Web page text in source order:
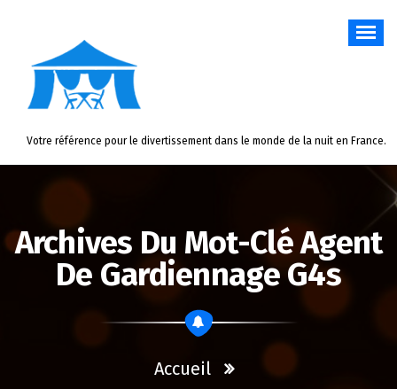
Votre référence pour le divertissement dans le monde de la nuit en France.
Archives Du Mot-Clé Agent
De Gardiennage G4s
Accueil